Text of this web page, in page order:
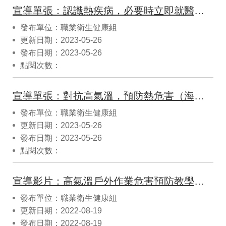
宣導單張：認識熱疾病，必要時立即就醫（海報）
發布單位：職業衛生健康組
更新日期：2023-05-26
發布日期：2023-05-26
點閱次數：
宣導單張：對抗高氣溫，預防熱危害（海報）
發布單位：職業衛生健康組
更新日期：2023-05-26
發布日期：2023-05-26
點閱次數：
宣導影片：高氣溫戶外作業危害預防教學影片(職安署)
發布單位：職業衛生健康組
更新日期：2022-08-19
發布日期：2022-08-19